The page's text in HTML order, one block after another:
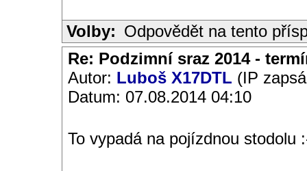
Volby: Odpovědět na tento
Re: Podzimní sraz 2014 -
Autor: Luboš X17DTL (IP
Datum: 07.08.2014 04:10
To vypadá na pojízdnou stodolu